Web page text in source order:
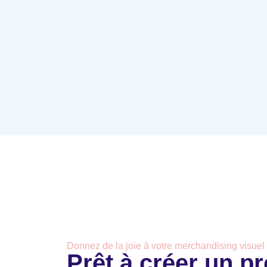
Donnez de la joie à votre merchandising visuel